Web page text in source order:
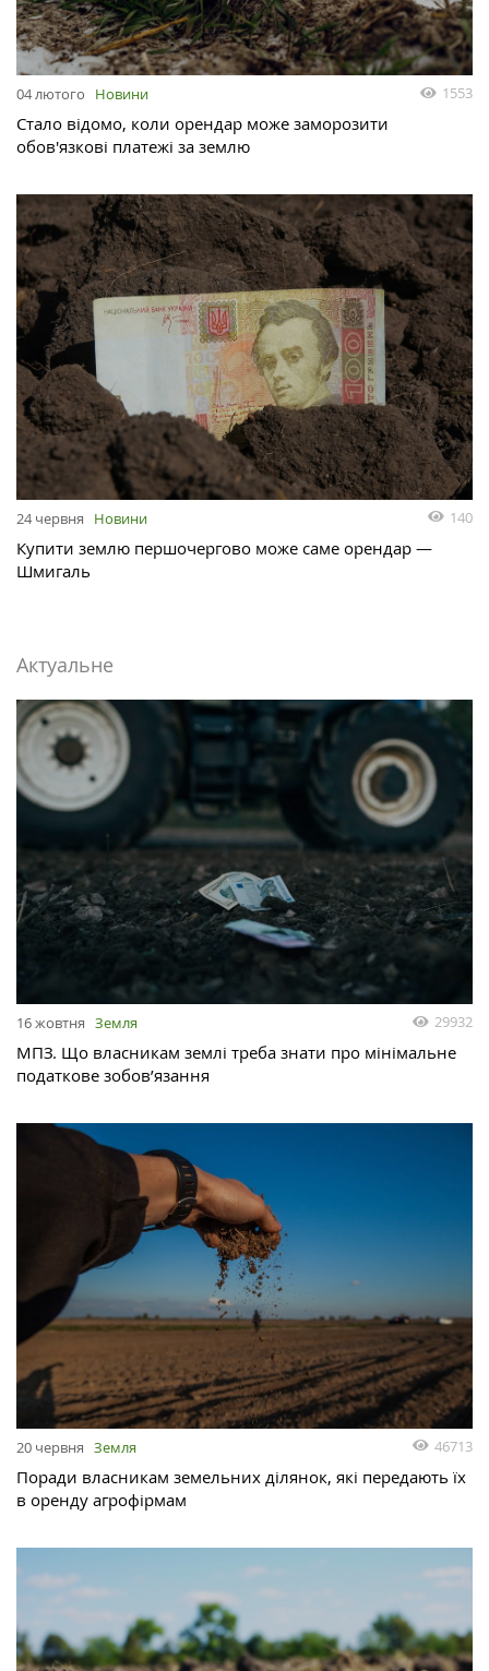
04 лютого Новини 1553
Стало відомо, коли орендар може заморозити
обов'язкові платежі за землю
24 червня Новини 140
Купити землю першочергово може саме орендар —
Шмигаль
Актуальне
16 жовтня Земля 29932
МПЗ. Що власникам землі треба знати про мінімальне
податкове зобов’язання
20 червня Земля 46713
Поради власникам земельних ділянок, які передають їх
в оренду агрофірмам